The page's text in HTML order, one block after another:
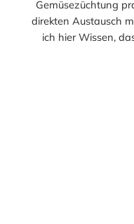
Gemüsezüchtung
direkten Austausch
ich hier Wissen,